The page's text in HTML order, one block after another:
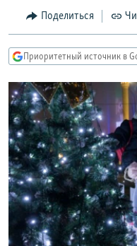
Вернутся
поиску
КУЛЬТУРА
КАВКАЗ.РЕАЛИИ
СЕВЕР.РЕАЛИИ
СИБИРЬ.РЕАЛИИ
РАСПИСАНИЕ ВЕЩАНИЯ
ПОДПИШИТЕСЬ НА
СОЦИАЛЬНЫЕ СЕТИ
Поделиться
Приоритетный источник в